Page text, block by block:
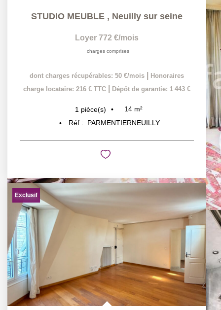
STUDIO MEUBLE , Neuilly sur seine
Loyer 772 €/mois
charges comprises
dont charges récupérables: 50 €/mois
Honoraires
charge locataire: 216 € TTC
Dépôt de garantie: 1 443 €
1 pièce(s) 14 m²
Réf :
PARMENTIERNEUILLY
Exclusif